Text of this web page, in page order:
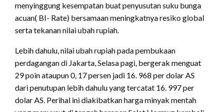
menyinggung kesempatan buat penyusutan suku bunga
acuan( BI- Rate) bersamaan meningkatnya resiko global
serta tekanan nilai ubah rupiah.
Lebih dahulu, nilai ubah rupiah pada pembukaan
perdagangan di Jakarta, Selasa pagi, bergerak menguat
29 poin ataupun 0, 17 persen jadi 16. 968 per dolar AS
dari penutupan lebih dahulu yang tercatat 16. 997 per
dolar AS. Perihal ini diakibatkan harga minyak mentah